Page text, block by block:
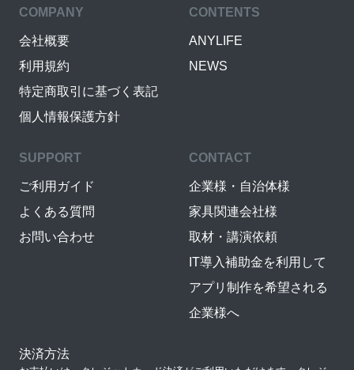
COMPANY
会社概要
利用規約
特定商取引に基づく表記
個人情報保護方針
CONTENTS
ANYLIFE
NEWS
SUPPORT
ご利用ガイド
よくある質問
お問い合わせ
CONTACT
企業様・自治体様
家具関連会社様
取材・講演依頼
IT導入補助金を利用して
アプリ制作を希望される
企業様へ
決済方法